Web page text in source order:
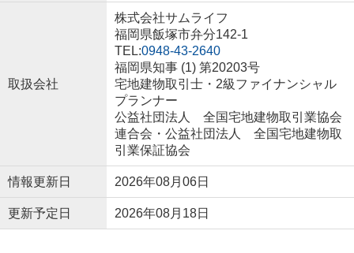
取扱会社
株式会社サムライフ
福岡県飯塚市弁分142-1
TEL:0948-43-2640
福岡県知事 (1) 第20203号
宅地建物取引士・2級ファイナンシャル
プランナー
公益社団法人 全国宅地建物取引業協会
連合会・公益社団法人 全国宅地建物取
引業保証協会
情報更新日 2026年08月06日
更新予定日 2026年08月18日